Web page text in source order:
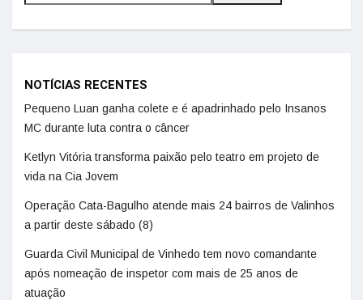
NOTÍCIAS RECENTES
Pequeno Luan ganha colete e é apadrinhado pelo Insanos
MC durante luta contra o câncer
Ketlyn Vitória transforma paixão pelo teatro em projeto de
vida na Cia Jovem
Operação Cata-Bagulho atende mais 24 bairros de Valinhos
a partir deste sábado (8)
Guarda Civil Municipal de Vinhedo tem novo comandante
após nomeação de inspetor com mais de 25 anos de
atuação